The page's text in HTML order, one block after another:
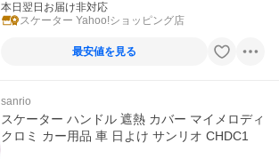
本日翌日お届け非対応
スケーター Yahoo!ショッピング店
最安値を見る
sanrio
スケーター ハンドル 遮熱 カバー マイメロディ
クロミ カー用品 車 日よけ サンリオ CHDC1